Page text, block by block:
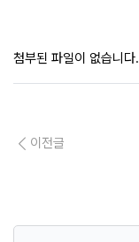
첨부된 파일이 없습니다.
이전글